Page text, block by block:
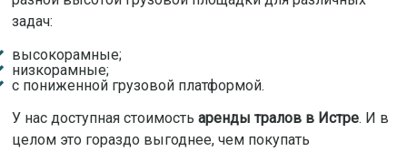
задач:
высокорамные;
низкорамные;
с пониженной грузовой платформой.
У нас доступная стоимость аренды тралов в Истре. И в
целом это гораздо выгоднее, чем покупать